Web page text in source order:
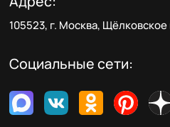
105523, г. Москва,
Социальные сети: